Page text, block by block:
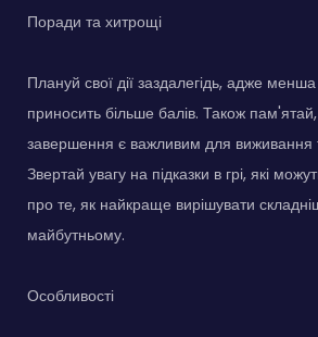
Поради та хитрощі
Плануй свої дії заздалегідь, адже менша
приносить більше балів. Також
завершення є важливим для виживання
Звертай увагу на підказки в грі, які
про те, як найкраще вирішувати
майбутньому.
Особливості